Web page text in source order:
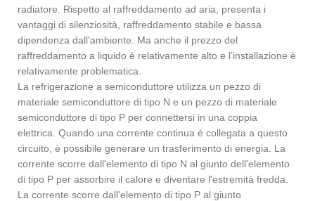
radiatore. Rispetto al raffreddamento ad aria, presenta i
vantaggi di silenziosità, raffreddamento stabile e bassa
dipendenza dall'ambiente. Ma anche il prezzo del
raffreddamento a liquido è relativamente alto e l’installazione è
relativamente problematica.
La refrigerazione a semiconduttore utilizza un pezzo di
materiale semiconduttore di tipo N e un pezzo di materiale
semiconduttore di tipo P per connettersi in una coppia
elettrica. Quando una corrente continua è collegata a questo
circuito, è possibile generare un trasferimento di energia. La
corrente scorre dall'elemento di tipo N al giunto dell'elemento
di tipo P per assorbire il calore e diventare l'estremità fredda.
La corrente scorre dall'elemento di tipo P al giunto